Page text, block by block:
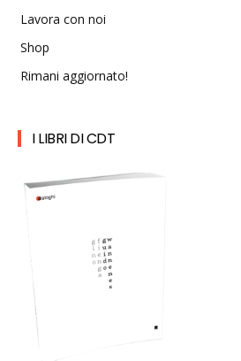
Lavora con noi
Shop
Rimani aggiornato!
I LIBRI DI CDT